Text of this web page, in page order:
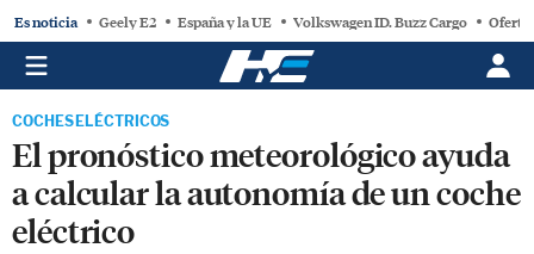
Es noticia Geely E2 España y la UE Volkswagen ID. Buzz Cargo
COCHES ELÉCTRICOS
El pronóstico meteorológico ayuda
a calcular la autonomía de un coche
eléctrico